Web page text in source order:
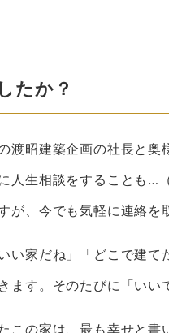
たか？
昭建築企画の社長と
人生相談をすることも
が、今でも気軽に連絡
い家だね」「どこで建
す。そのたびに「いい
の家は、最も幸せと書